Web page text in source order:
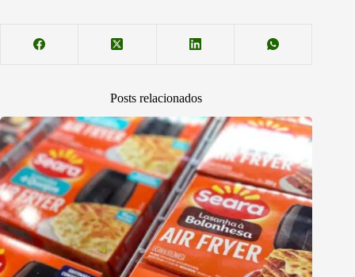
Posts relacionados